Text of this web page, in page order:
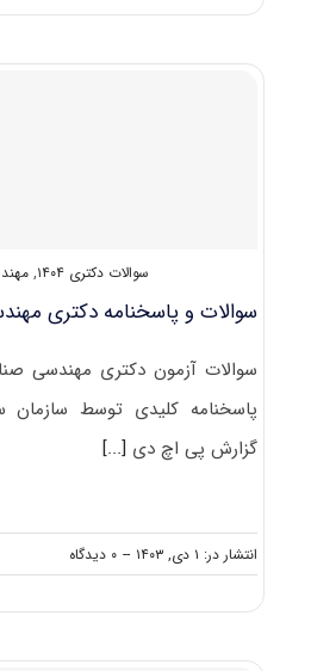
مهندسی
سوالات دکتری ۱۴۰۴ ,
سوالات و پاسخنامه دکتری مهندسی
پاسخنامه کلیدی توسط
گزارش پی اچ دی [...]
انتشار در: ۱ دی, ۱۴۰۳ -- ۰ دیدگاه
on
سوالات
مهندسی